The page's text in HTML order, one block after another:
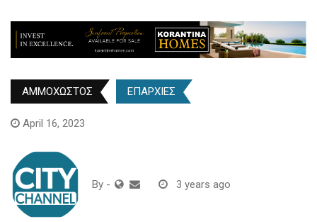
ΑΜΜΟΧΩΣΤΟΣ ΕΠΑΡΧΙΕΣ
April 16, 2023
By - 3 years ago